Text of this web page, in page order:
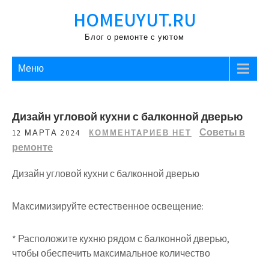
HOMEUYUT.RU
Блог о ремонте с уютом
Меню
Дизайн угловой кухни с балконной дверью
12 МАРТА 2024 КОММЕНТАРИЕВ НЕТ
Советы в
ремонте
Дизайн угловой кухни с балконной дверью
Максимизируйте естественное освещение:
* Расположите кухню рядом с балконной дверью,
чтобы обеспечить максимальное количество